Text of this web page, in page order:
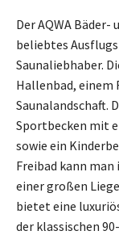
Der AQWA
beliebtes
Saunaliebhaber.
Hallenbad, einem
Saunalandschaft.
Sportbecken mit
sowie ein
Freibad kann man
einer großen
bietet eine
der klassischen